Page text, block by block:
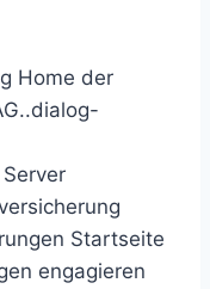
Home der
Startseite
engagieren